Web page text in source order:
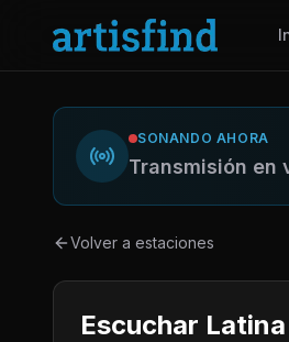
SONANDO AHORA
Transmisión en
Volver a estaciones
Escuchar